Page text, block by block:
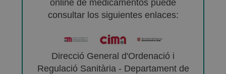
online de medicamentos puede
consultar los siguientes enlaces:
Direcció General d'Ordenació i
Regulació Sanitària - Departament de